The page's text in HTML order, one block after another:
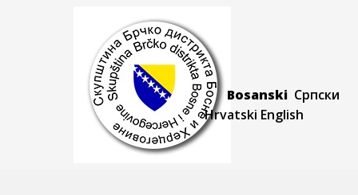
Bosanski Српски
Hrvatski English